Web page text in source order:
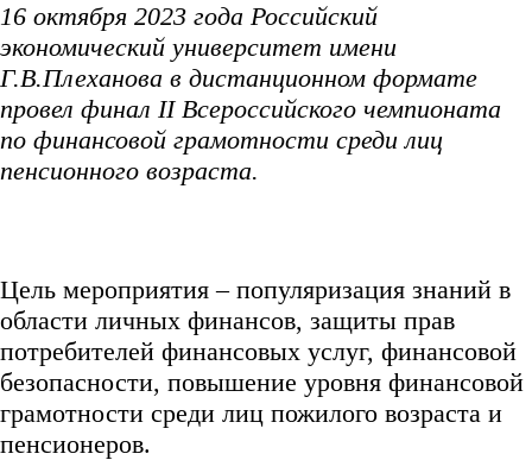
16 октября 2023 года Российский
экономический университет имени
Г.В.Плеханова в дистанционном формате
провел финал IIВсероссийского чемпионата
по финансовой грамотности среди лиц
пенсионного возраста.
Цель мероприятия – популяризация знаний в
области личных финансов, защиты прав
потребителей финансовых услуг, финансовой
безопасности, повышение уровня финансовой
грамотности среди лиц пожилого возраста и
пенсионеров.